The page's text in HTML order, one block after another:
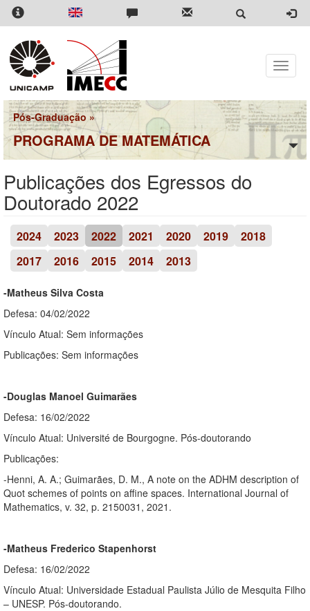
Pular
para
conteúdo
principal
Toggle
Pós-Graduação »
PROGRAMA DE MATEMÁTICA
Publicações dos Egressos do
Doutorado 2022
2024 2023 2022 2021 2020 2019
2018
2017
2016 2015 2014 2013
-Matheus Silva Costa
Defesa: 04/02/2022
Vínculo Atual: Sem informações
Publicações: Sem informações
-Douglas Manoel Guimarães
Defesa: 16/02/2022
Vínculo Atual: Université de Bourgogne. Pós-doutorando
Publicações:
-Henni, A. A.; Guimarães, D. M., A note on the ADHM description of
Quot schemes of points on affine spaces. International Journal of
Mathematics, v. 32, p. 2150031, 2021.
-Matheus Frederico Stapenhorst
Defesa: 16/02/2022
Vínculo Atual: Universidade Estadual Paulista Júlio de Mesquita Filho
– UNESP. Pós-doutorando.